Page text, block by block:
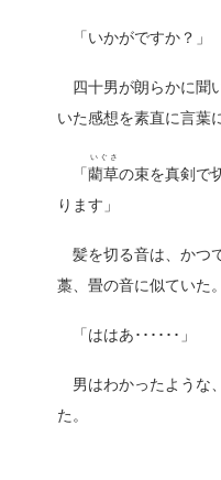
「いかがですか？」
四十男が朗らかに聞
いた感想を素直に言葉
「藺草
いぐさ
の束を真剣で
ります」
髪を切る音は、かつ
藁、畳の音に似ていた。
「ははあ･･････」
男はわかったような
た。